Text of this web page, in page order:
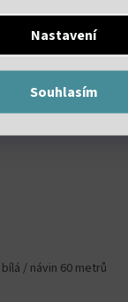
Nastavení
Souhlasím
0.8mm bílá
/ návin 60 metrů